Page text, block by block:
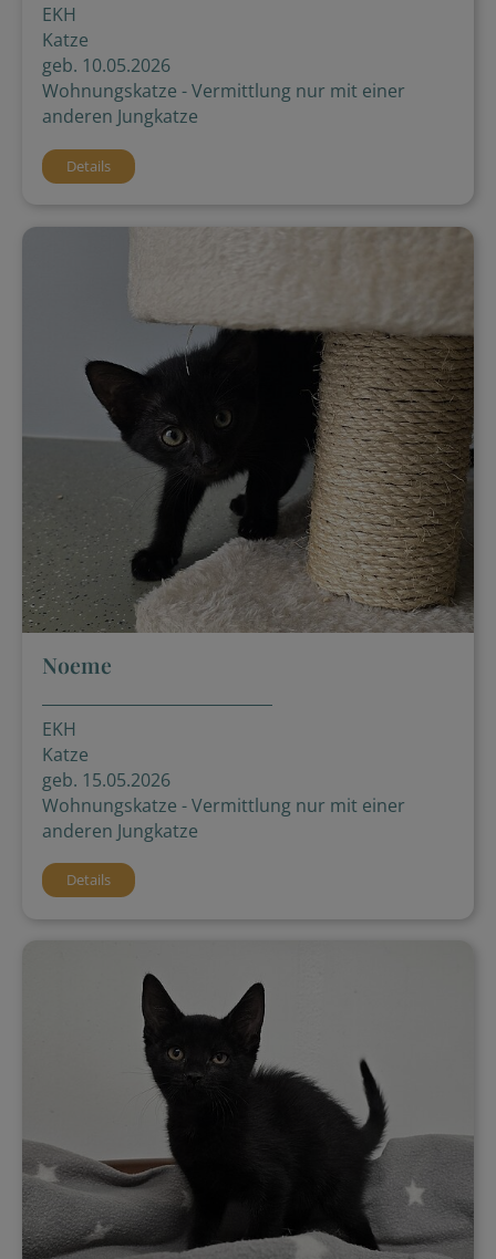
EKH
Katze
geb. 10.05.2026
Wohnungskatze - Vermittlung nur mit einer
anderen Jungkatze
Details
Noeme
EKH
Katze
geb. 15.05.2026
Wohnungskatze - Vermittlung nur mit einer
anderen Jungkatze
Details